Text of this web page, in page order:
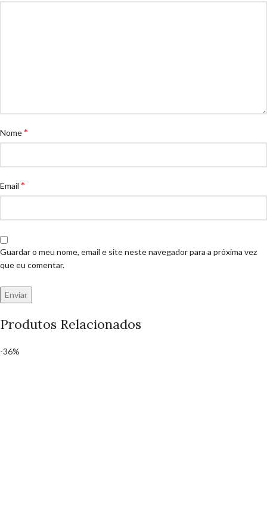
Nome*
Email *
Guardar o meu nome, email e site neste navegador para a próxima vez
que eu comentar.
Produtos Relacionados
-36%